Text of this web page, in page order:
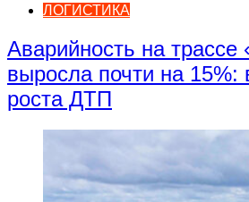
ЛОГИСТИКА
Аварийность на
выросла почти на
роста ДТП